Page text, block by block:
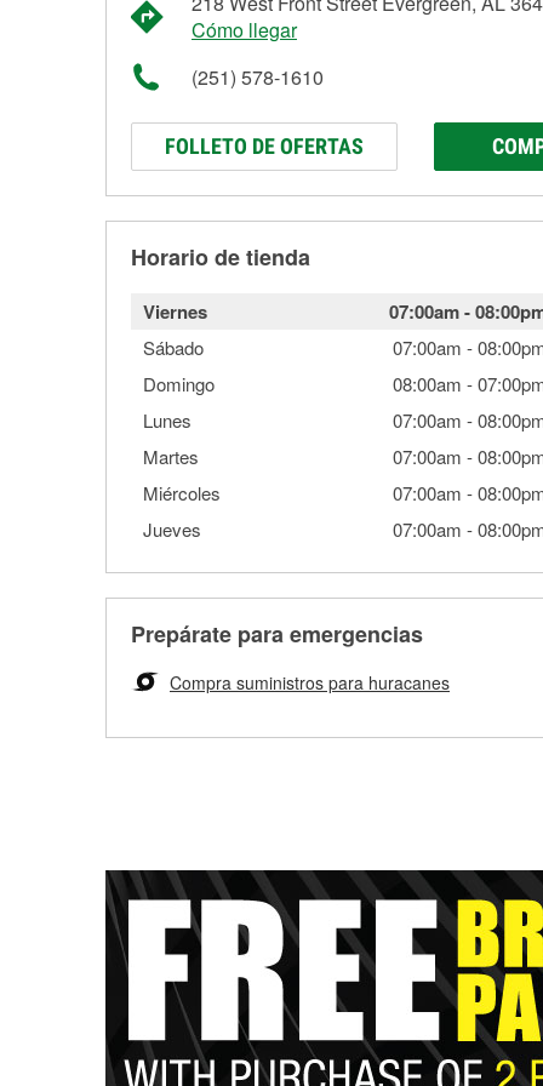
Cómo llegar
(251) 578-1610
FOLLETO DE OFERTAS
Horario de tienda
Viernes 07:00am-
Sábado 07:00am -
Domingo
08:00am -
Lunes
07:00am -
Martes
07:00am -
Miércoles
07:00am -
Jueves
07:00am -
Prepárate para emergencias
Compra suministros para huracanes